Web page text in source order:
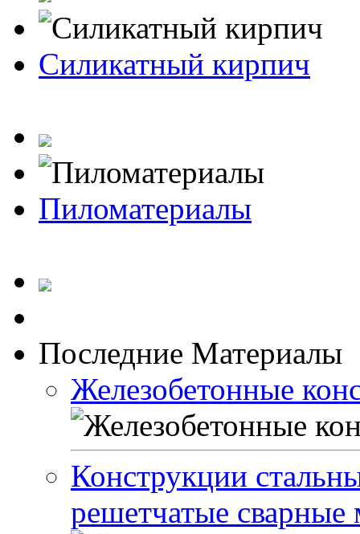
Силикатный кирпич
Пиломатериалы
Последние Материалы
Железобетонные
Конструкции
решетчатые сварные